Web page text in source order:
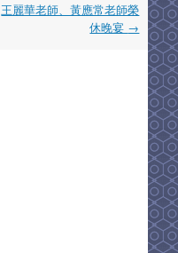
王麗華老師、黃應常老師榮
休晚宴 →